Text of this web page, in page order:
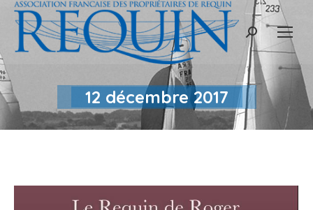
Recherche
12 décembre 2017